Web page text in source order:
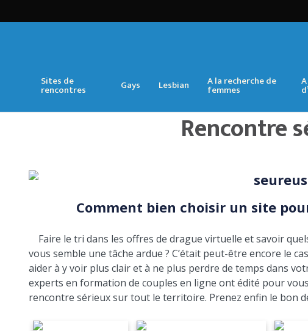
Sites de
rencontres Gays Lesbian A la recherche de
femmes
Rencontre
Comment bien choisir un site
Faire le tri dans les offres de drague virtuelle et savoir
vous semble une tâche ardue ? C’était peut-être encore le
aider à y voir plus clair et à ne plus perdre de temps dans
experts en formation de couples en ligne ont édité pour
rencontre sérieux sur tout le territoire. Prenez enfin le bon